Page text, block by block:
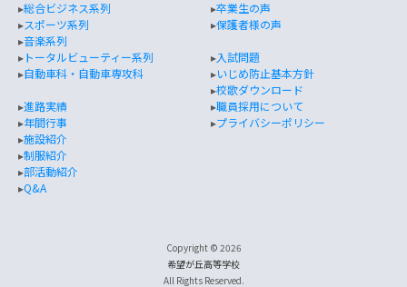
▸総合ビジネス系列
▸スポーツ系列
▸音楽系列
▸トータルビューティー系列
▸自動車科・自動車専攻科
▸進路実績
▸年間行事
▸施設紹介
▸制服紹介
▸部活動紹介
▸Q&A
▸卒業生の声
▸保護者様の声
▸入試問題
▸いじめ防止基本方針
▸校歌ダウンロード
▸職員採用について
▸プライバシーポリシー
Copyright © 2026
希望が丘高等学校
All Rights Reserved.